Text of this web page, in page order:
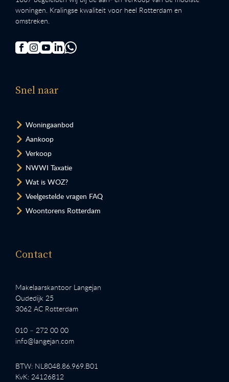
woningen. Kralingse kwaliteit voor heel Rotterdam en
omstreken.
Snel naar
Woningaanbod
Aankoop
Verkoop
NWWI Taxatie
Wat is WOZ?
Veelgestelde vragen FAQ
Woontorens Rotterdam
Contact
Makelaarskantoor Langejan
Oudedijk 25
3062 AC Rotterdam
010 – 272 00 00
info@langejan.com
BTW: NL8048.86.969.B01
KvK: 24126812